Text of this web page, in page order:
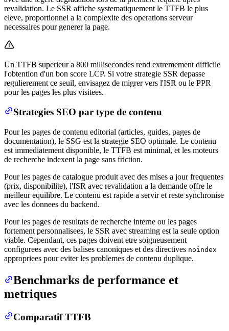
revalidation. Le SSR affiche systematiquement le TTFB le plus
eleve, proportionnel a la complexite des operations serveur
necessaires pour generer la page.
Un TTFB superieur a 800 millisecondes rend extremement difficile
l'obtention d'un bon score LCP. Si votre strategie SSR depasse
regulierement ce seuil, envisagez de migrer vers l'ISR ou le PPR
pour les pages les plus visitees.
Strategies SEO par type de contenu
Pour les pages de contenu editorial (articles, guides, pages de
documentation), le SSG est la strategie SEO optimale. Le contenu
est immediatement disponible, le TTFB est minimal, et les moteurs
de recherche indexent la page sans friction.
Pour les pages de catalogue produit avec des mises a jour frequentes
(prix, disponibilite), l'ISR avec revalidation a la demande offre le
meilleur equilibre. Le contenu est rapide a servir et reste synchronise
avec les donnees du backend.
Pour les pages de resultats de recherche interne ou les pages
fortement personnalisees, le SSR avec streaming est la seule option
viable. Cependant, ces pages doivent etre soigneusement
configurees avec des balises canoniques et des directives noindex
appropriees pour eviter les problemes de contenu duplique.
Benchmarks de performance et
metriques
Comparatif TTFB